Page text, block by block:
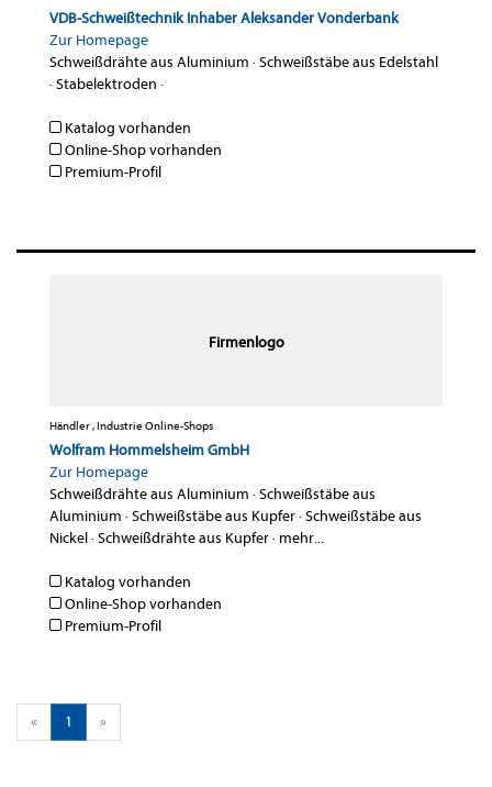
VDB-Schweißtechnik Inhaber Aleksander Vonderbank
Zur Homepage
Schweißdrähte aus Aluminium ·Schweißstäbe aus Edelstahl
·Stabelektroden ·
Katalog vorhanden
Online-Shop vorhanden
Premium-Profil
Firmenlogo
Händler , Industrie Online-Shops
Wolfram Hommelsheim GmbH
Zur Homepage
Schweißdrähte aus Aluminium ·Schweißstäbe aus
Aluminium ·Schweißstäbe aus Kupfer·Schweißstäbe aus
Nickel·Schweißdrähte aus Kupfer· mehr...
Katalog vorhanden
Online-Shop vorhanden
Premium-Profil
« 1 »